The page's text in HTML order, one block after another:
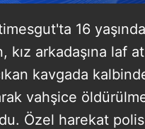
16
kız arkadaşına laf
kavgada
vahşice
Özel harekat